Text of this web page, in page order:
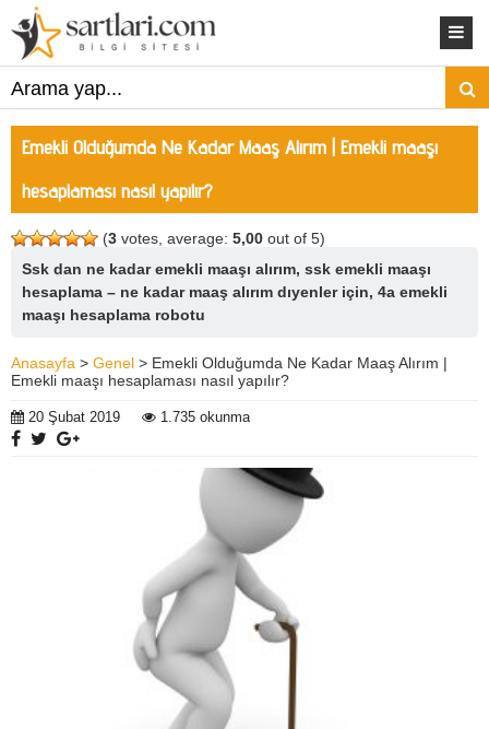
Emekli Olduğumda Ne Kadar Maaş Alırım | Emekli maaşı
hesaplaması nasıl yapılır?
(3 votes, average: 5,00 out of 5)
Ssk dan ne kadar emekli maaşı alırım, ssk emekli maaşı
hesaplama – ne kadar maaş alırım dıyenler için, 4a emekli
maaşı hesaplama robotu
Anasayfa > Genel > Emekli Olduğumda Ne Kadar Maaş Alırım |
Emekli maaşı hesaplaması nasıl yapılır?
20 Şubat 2019 1.735 okunma